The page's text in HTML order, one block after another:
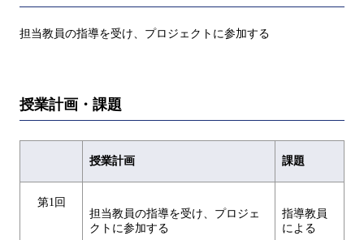
担当教員の指導を受け、プロジェクトに参加する
授業計画・課題
授業計画 課題
第1回
担当教員の指導を受け、プロジェ
クトに参加する
指導教員
による